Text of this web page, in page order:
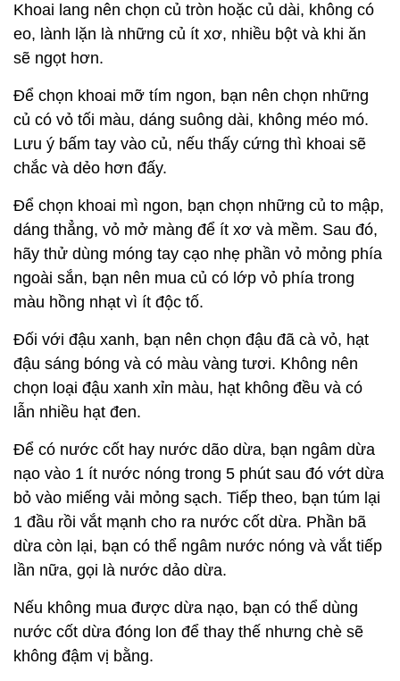
Khoai lang nên chọn củ tròn hoặc củ dài, không có
eo, lành lặn là những củ ít xơ, nhiều bột và khi ăn
sẽ ngọt hơn.
Để chọn khoai mỡ tím ngon, bạn nên chọn những
củ có vỏ tối màu, dáng suông dài, không méo mó.
Lưu ý bấm tay vào củ, nếu thấy cứng thì khoai sẽ
chắc và dẻo hơn đấy.
Để chọn khoai mì ngon, bạn chọn những củ to mập,
dáng thẳng, vỏ mở màng để ít xơ và mềm. Sau đó,
hãy thử dùng móng tay cạo nhẹ phần vỏ mỏng phía
ngoài sắn, bạn nên mua củ có lớp vỏ phía trong
màu hồng nhạt vì ít độc tố.
Đối với đậu xanh, bạn nên chọn đậu đã cà vỏ, hạt
đậu sáng bóng và có màu vàng tươi. Không nên
chọn loại đậu xanh xỉn màu, hạt không đều và có
lẫn nhiều hạt đen.
Để có nước cốt hay nước dão dừa, bạn ngâm dừa
nạo vào 1 ít nước nóng trong 5 phút sau đó vớt dừa
bỏ vào miếng vải mỏng sạch. Tiếp theo, bạn túm lại
1 đầu rồi vắt mạnh cho ra nước cốt dừa. Phần bã
dừa còn lại, bạn có thể ngâm nước nóng và vắt tiếp
lần nữa, gọi là nước dảo dừa.
Nếu không mua được dừa nạo, bạn có thể dùng
nước cốt dừa đóng lon để thay thế nhưng chè sẽ
không đậm vị bằng.